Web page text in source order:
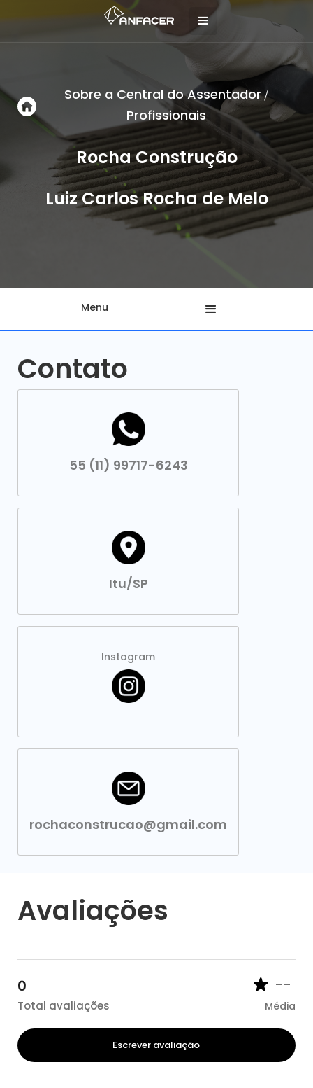
Sobre a Central do Assentador/
Profissionais
Rocha Construção
Luiz Carlos Rocha de Melo
Menu
Contato
55 (11) 99717-6243
Itu/SP
Instagram
rochaconstrucao@gmail.com
Avaliações
0
Total avaliações
--
Média
Escrever avaliação